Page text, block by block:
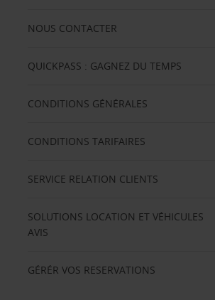
NOUS CONTACTER
QUICKPASS : GAGNEZ DU TEMPS
CONDITIONS GÉNÉRALES
CONDITIONS TARIFAIRES
SERVICE RELATION CLIENTS
SOLUTIONS LOCATION ET VÉHICULES
AVIS
GÉRÉR VOS RESERVATIONS